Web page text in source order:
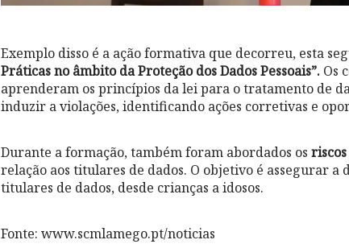
Exemplo disso é a ação formativa que decorreu, esta
Práticas no âmbito da Proteção dos Dados Pessoais”. Os
aprenderam os princípios da lei para o tratamento de
induzir a violações, identificando ações corretivas e
Durante a formação, também foram abordados os
relação aos titulares de dados. O objetivo é assegurar a
titulares de dados, desde crianças a idosos.
Fonte: www.scmlamego.pt/noticias